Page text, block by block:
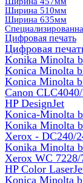
Ширина 510мм
Ширина 635мм
Цифровая печать
Цифровая
Konika Minolta
Konica Minolta
Konica Minolta
Canon
HP DesignJet
Konica-Minolta
Konika Minolta
Xerox - DC240/
Konika Minolta
Xerox WC 7228/
HP Color
Konica Minolta